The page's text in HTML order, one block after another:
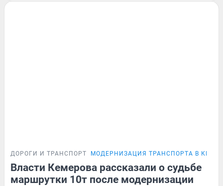
ДОРОГИ И ТРАНСПОРТ МОДЕРНИЗАЦИЯ ТРАНСПОРТА В
Власти Кемерова рассказали о судьбе
маршрутки 10т после модернизации